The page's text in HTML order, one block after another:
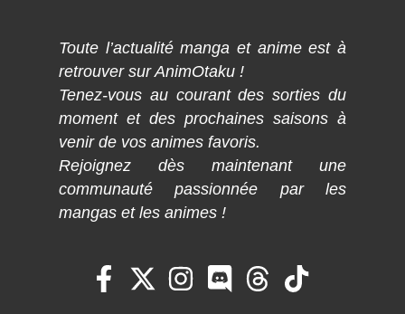
Toute l’actualité manga et anime est à
retrouver sur AnimOtaku !
Tenez-vous au courant des sorties du
moment et des prochaines saisons à
venir de vos animes favoris.
Rejoignez dès maintenant une
communauté passionnée par les
mangas et les animes !